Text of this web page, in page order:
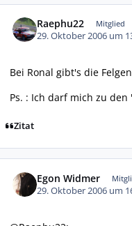
Raephu22 Mitglied
29. Oktober 2006 um
Bei Ronal gibt's die
Ps. : Ich darf mich zu
Zitat
Egon Widmer
29. Oktober 2006 um